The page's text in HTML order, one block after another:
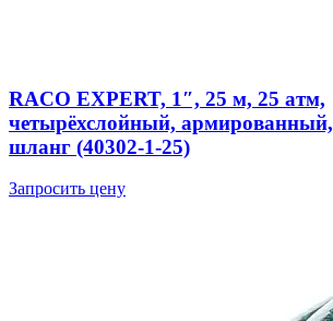
RACO EXPERT, 1″, 25 м, 25 атм,
четырёхслойный,
шланг (40302-1-25)
Запросить цену